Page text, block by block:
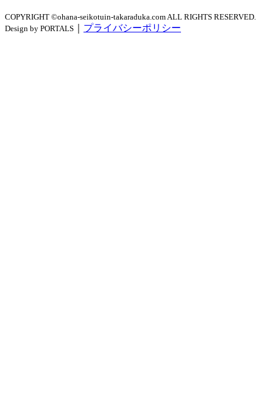
COPYRIGHT ©ohana-seikotuin-takaraduka.com ALL RIGHTS RESERVED.
Design by PORTALS
プライバシーポリシー